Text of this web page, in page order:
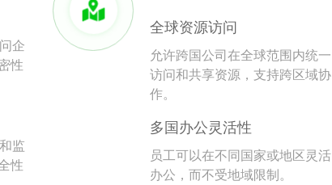
企
性
监
性
全球资源访问
允许跨国公司在全球范围内统一
访问和共享资源，支持跨区域协
作。
多国办公灵活性
员工可以在不同国家或地区灵活
办公，而不受地域限制。